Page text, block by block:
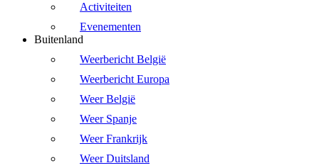
Activiteiten
Evenementen
Buitenland
Weerbericht België
Weerbericht Europa
Weer België
Weer Spanje
Weer Frankrijk
Weer Duitsland